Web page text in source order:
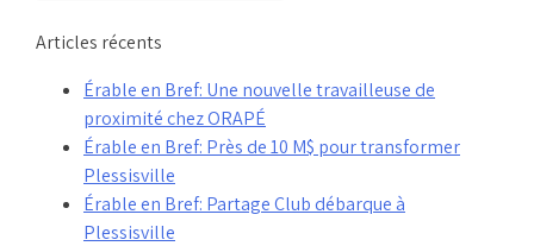
Articles récents
Érable en Bref: Une nouvelle travailleuse de
proximité chez ORAPÉ
Érable en Bref: Près de 10 M$ pour transformer
Plessisville
Érable en Bref: Partage Club débarque à
Plessisville